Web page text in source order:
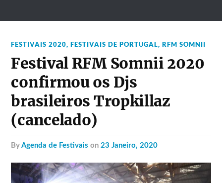
FESTIVAIS 2020,FESTIVAIS DE PORTUGAL,RFM SOMNII
Festival RFM Somnii 2020
confirmou os Djs
brasileiros Tropkillaz
(cancelado)
byAgenda de Festivais on23 Janeiro, 2020